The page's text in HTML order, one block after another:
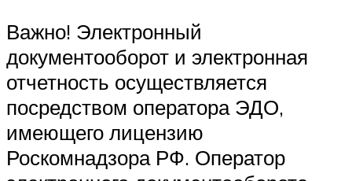
Важно! Электронный
документооборот и электронная
отчетность осуществляется
посредством оператора ЭДО,
имеющего лицензию
Роскомнадзора РФ. Оператор